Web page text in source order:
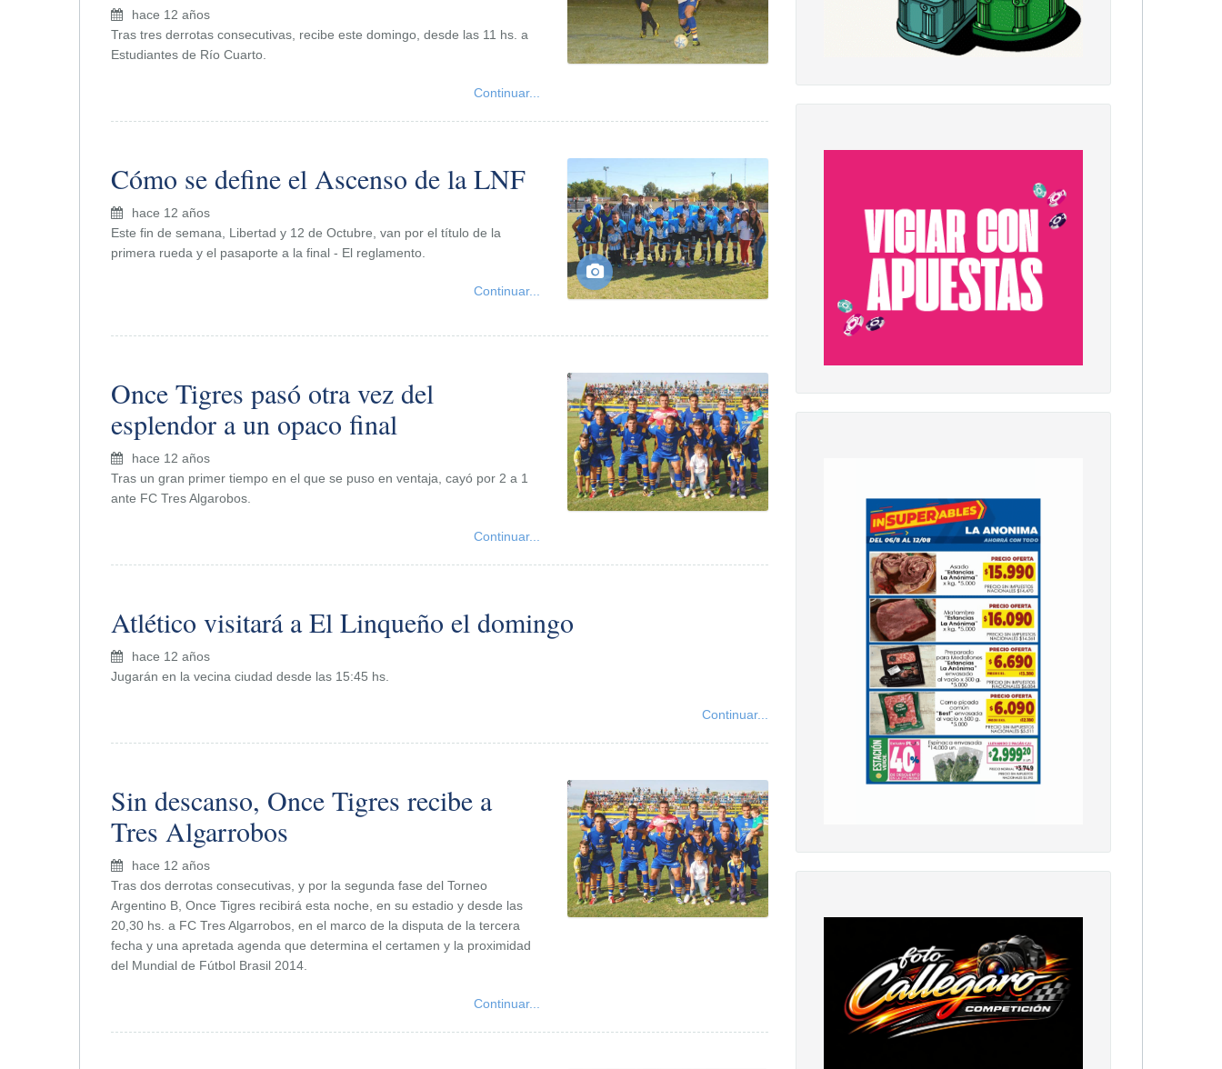
hace 12 años
Tras tres derrotas consecutivas, recibe este domingo, desde las 11 hs. a
Estudiantes de Río Cuarto.
Continuar...
Cómo se define el Ascenso de la LNF
hace 12 años
Este fin de semana, Libertad y 12 de Octubre, van por el título de la
primera rueda y el pasaporte a la final - El reglamento.
Continuar...
Once Tigres pasó otra vez del
esplendor a un opaco final
hace 12 años
Tras un gran primer tiempo en el que se puso en ventaja, cayó por 2 a 1
ante FC Tres Algarobos.
Continuar...
Atlético visitará a El Linqueño el domingo
hace 12 años
Jugarán en la vecina ciudad desde las 15:45 hs.
Continuar...
Sin descanso, Once Tigres recibe a
Tres Algarrobos
hace 12 años
Tras dos derrotas consecutivas, y por la segunda fase del Torneo
Argentino B, Once Tigres recibirá esta noche, en su estadio y desde las
20,30 hs. a FC Tres Algarrobos, en el marco de la disputa de la tercera
fecha y una apretada agenda que determina el certamen y la proximidad
del Mundial de Fútbol Brasil 2014.
Continuar...